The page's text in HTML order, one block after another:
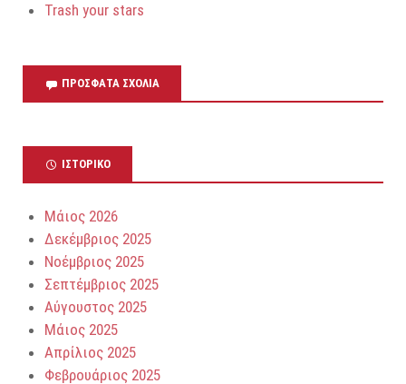
Trash your stars
ΠΡΌΣΦΑΤΑ ΣΧΌΛΙΑ
ΙΣΤΟΡΙΚΌ
Μάιος 2026
Δεκέμβριος 2025
Νοέμβριος 2025
Σεπτέμβριος 2025
Αύγουστος 2025
Μάιος 2025
Απρίλιος 2025
Φεβρουάριος 2025